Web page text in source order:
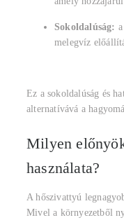
Sokoldalúság:
melegvíz
Ez a sokoldalúság és
alternatívává a
Milyen
használata?
A hőszivattyú
Mivel a környezetből